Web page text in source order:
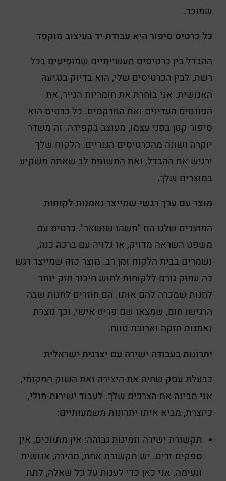
שמוכר.
כל כרטיס סיפור היא עבודת יד בעיצוב מוקפד
ההבדל בין כרטיסים תעשייתיים שמופיעים בכל
רשת, לבין הכרטיסים שלי, הוא בדיוק בנגיעה
האנושית. אני בוחרת את חומריות הנייר, את
הפונטים העדינים ואת המרקמים. כל כרטיס הוא
סיפור קטן בפני עצמו, מעוצב בקפידה. זה משדר
יוקרה ושונה מהכרטיסים הגנריים. הלקוח שלך
ירגיש את ההבדל, ואת התשומת לב שאתה משקיע
במוצרים שלך.
מוצר עם ערך רגשי שמייצר נאמנות לקוחות
המוצרים שלנו הם "משהו שנשאר". כרטיס עם
משפט השראה מדויק, או גלויה עם ברכה כנה,
נשמרים בבית הלקוח זמן רב. מוצר כזה שמייצר רגש
כה עמוק גורם ללקוחות לחוש חיבור חזק יותר
לחנות שמכרה להם אותו. הם חוזרים לחנות שבה
הרגישו חום, שמצאו שם פריט אישי, וכך נוצרת
נאמנות חזקה וארוכת טווח.
יתרונות בעבודה ישירה עם יצרנית ישראלית
כבעלת עסק שחיה את היצירה ואת השוק המקומי,
אני מבינה את הצרכים שלך. לעבוד ישירות מולי,
כיוצרת, מביא איתו יתרונות משמעותיים:
תקשורת ישירה וזמינות גבוהה: אין מתווכים, אין
ספקים זרים. יש תקשורת אחת, מהירה, אנושית
ונעימה. אני כאן כדי לענות על כל שאלה, לתת